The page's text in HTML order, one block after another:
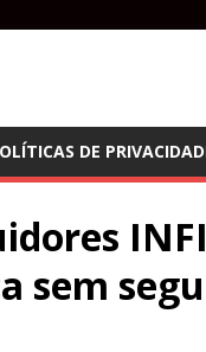
DE
sem